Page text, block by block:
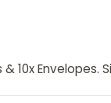
10x Envelopes.